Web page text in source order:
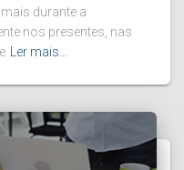
durante a
nos presentes, nas
Ler mais…